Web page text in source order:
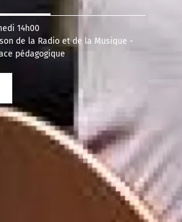
14h00
de la Radio et de la Musique -
pédagogique